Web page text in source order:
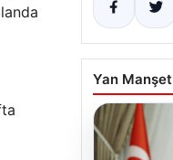
Yan Manşet